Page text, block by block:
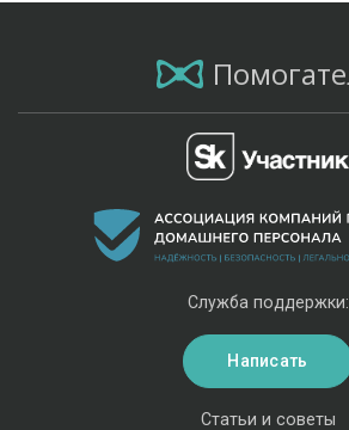
Статьи и советы
Служба поддержки:
Написать